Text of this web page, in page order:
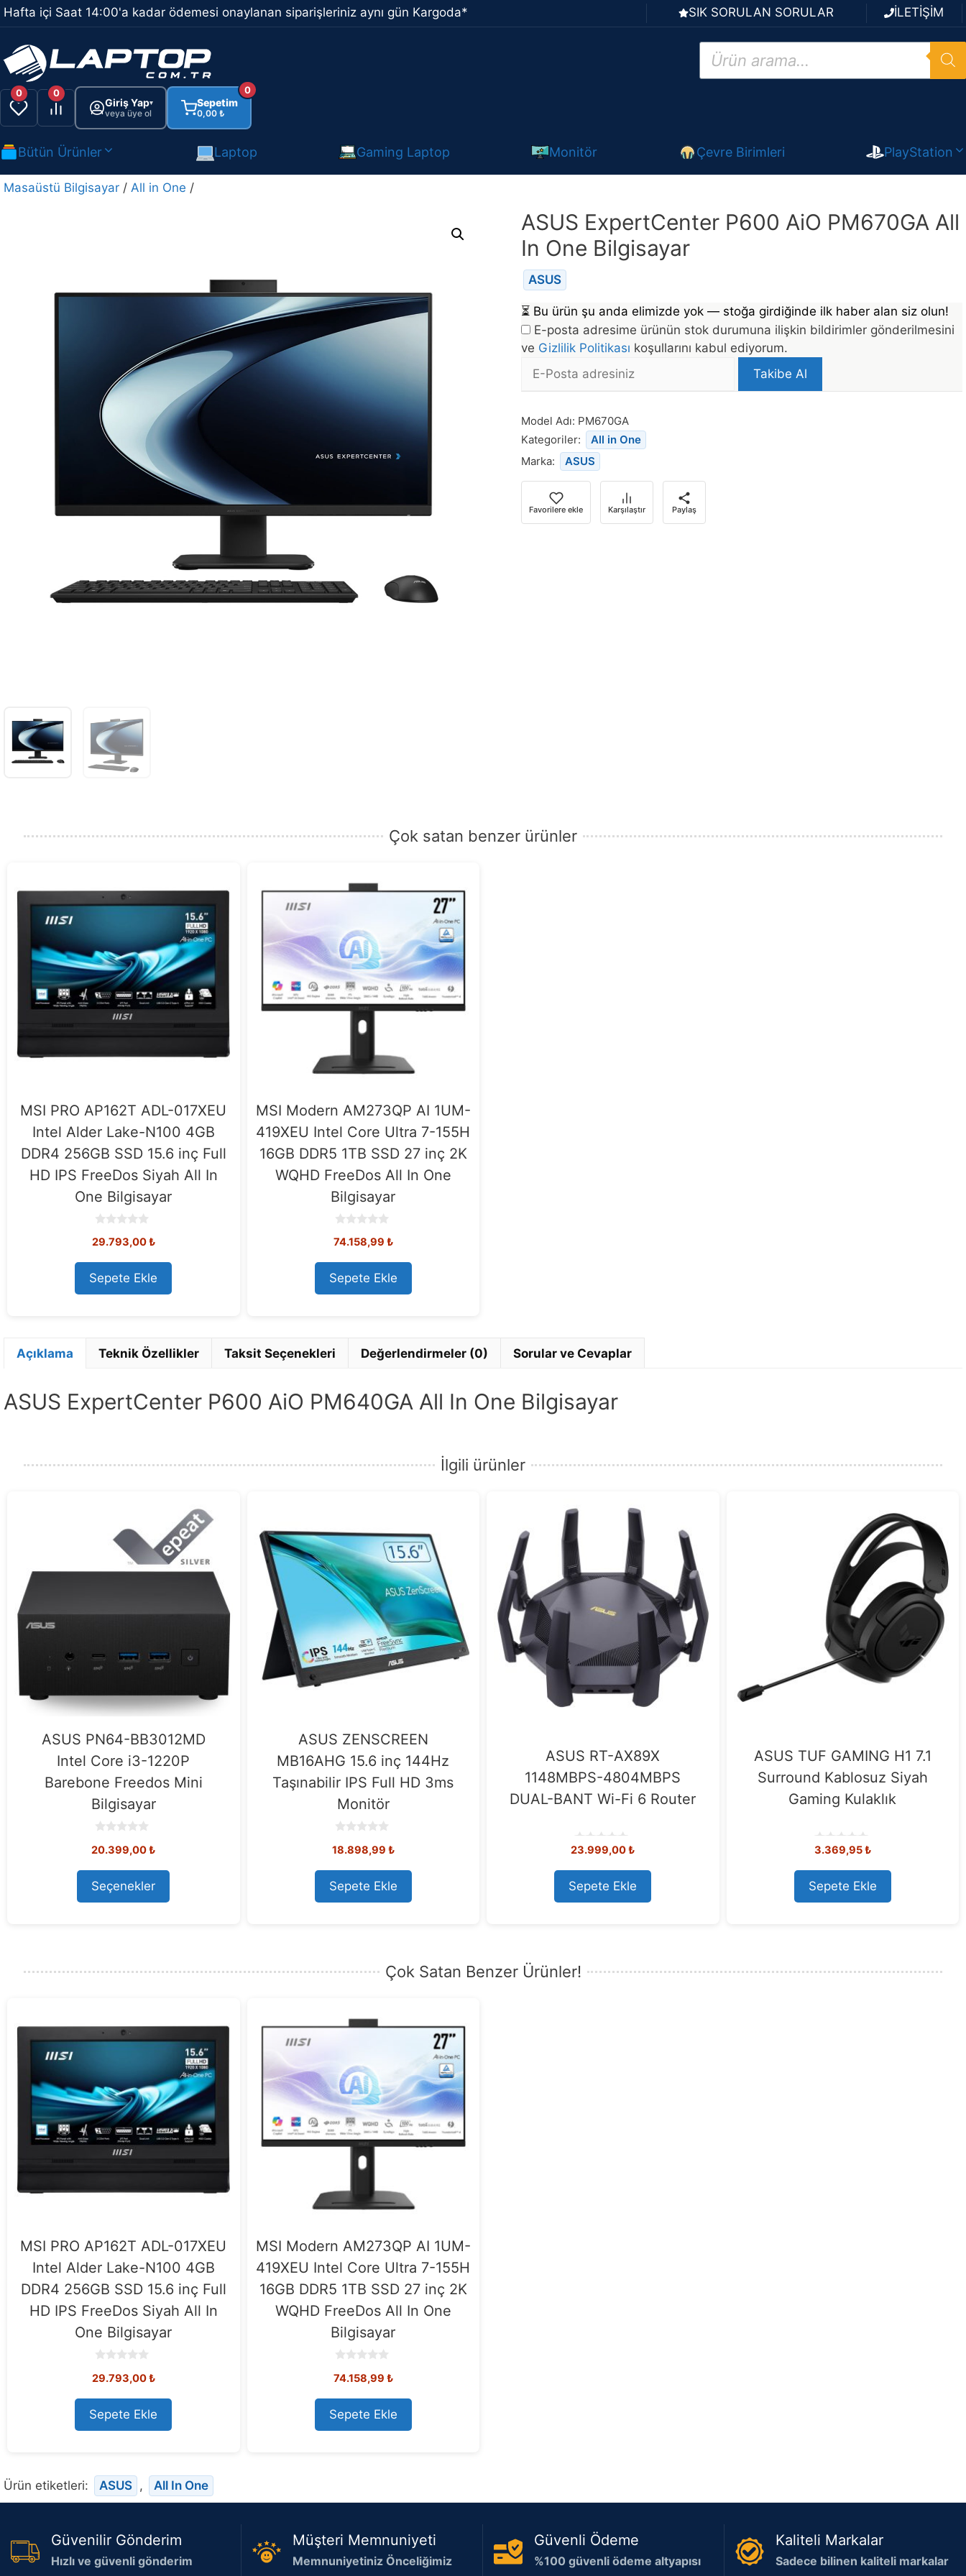
İçeriğe
atla
Hafta içi Saat 14:00'a kadar ödemesi onaylanan siparişleriniz aynı gün Kargoda* SIK SORULAN SORULAR İLETİŞİM
Products
search
0 0
Giriş Yap▾
veya üye ol
Sepetim
0,00 ₺
0
Bütün Ürünler Laptop Gaming Laptop Monitör Çevre Birimleri PlayStation
Masaüstü Bilgisayar / All in One /
ASUS ExpertCenter P600 AiO PM670GA All
In One Bilgisayar
ASUS
⏳ Bu ürün şu anda elimizde yok — stoğa girdiğinde ilk haber alan siz olun!
E-posta adresime ürünün stok durumuna ilişkin bildirimler gönderilmesini
ve Gizlilik Politikası koşullarını kabul ediyorum.
E-
Takibe Al
ürün
stoğa
döndüğünde
bildirim
almak
için
e-
Model Adı: PM670GA
Kategoriler:
All in One
Marka:
ASUS
Favorilere ekle Karşılaştır Paylaş
Çok satan benzer ürünler
MSI PRO AP162T ADL-017XEU
Intel Alder Lake-N100 4GB
DDR4 256GB SSD 15.6 inç Full
HD IPS FreeDos Siyah All In
One Bilgisayar
o
t
o
f
5
29.793,00₺
Sepete Ekle
MSI Modern AM273QP AI 1UM-
419XEU Intel Core Ultra 7-155H
16GB DDR5 1TB SSD 27 inç 2K
WQHD FreeDos All In One
Bilgisayar
o
t
o
f
5
74.158,99 ₺
Sepete Ekle
Açıklama Teknik Özellikler Taksit Seçenekleri Değerlendirmeler (0) Sorular ve Cevaplar
ASUS ExpertCenter P600 AiO PM640GA All In One Bilgisayar
İlgili ürünler
ASUS PN64-BB3012MD
Intel Core i3-1220P
Barebone Freedos Mini
Bilgisayar
o
t
o
f
5
20.399,00₺
Seçenekler
ASUS ZENSCREEN
MB16AHG 15.6 inç 144Hz
Taşınabilir IPS Full HD 3ms
Monitör
o
t
o
f
5
18.898,99 ₺
Sepete Ekle
ASUS RT-AX89X
1148MBPS-4804MBPS
DUAL-BANT Wi-Fi 6 Router
0
u
t
o
f
23.999,00₺
Sepete Ekle
ASUS TUF GAMING H1 7.1
Surround Kablosuz Siyah
Gaming Kulaklık
0
u
t
o
f
3.369,95₺
Sepete Ekle
Çok Satan Benzer Ürünler!
MSI PRO AP162T ADL-017XEU
Intel Alder Lake-N100 4GB
DDR4 256GB SSD 15.6 inç Full
HD IPS FreeDos Siyah All In
One Bilgisayar
o
t
o
f
5
29.793,00₺
Sepete Ekle
MSI Modern AM273QP AI 1UM-
419XEU Intel Core Ultra 7-155H
16GB DDR5 1TB SSD 27 inç 2K
WQHD FreeDos All In One
Bilgisayar
o
t
o
f
5
74.158,99 ₺
Sepete Ekle
Ürün etiketleri: ASUS , All In One
Güvenilir Gönderim
Hızlı ve güvenli gönderim
Müşteri Memnuniyeti
Memnuniyetiniz Önceliğimiz
Güvenli Ödeme
%100 güvenli ödeme altyapısı
Kaliteli Markalar
Sadece bilinen kaliteli markalar